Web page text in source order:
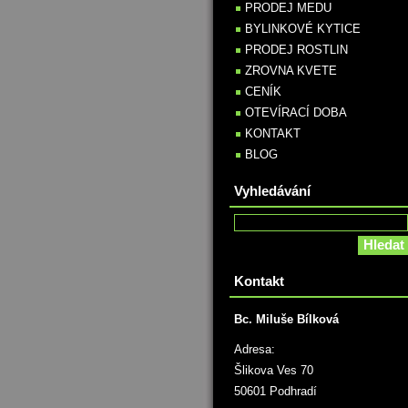
PRODEJ MEDU
BYLINKOVÉ KYTICE
PRODEJ ROSTLIN
ZROVNA KVETE
CENÍK
OTEVÍRACÍ DOBA
KONTAKT
BLOG
Vyhledávání
Kontakt
Bc. Miluše Bílková
Adresa:
Šlikova Ves 70
50601 Podhradí